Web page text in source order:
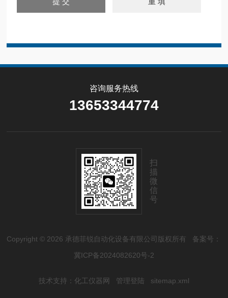
咨询服务热线
13653344774
扫
描
微
信
号
Copyright © 2026 承德菲锐自动化设备有限公司版权所有 备案号：
冀ICP备2024082620号-2
技术支持： 化工仪器网 管理登陆 sitemap.xml